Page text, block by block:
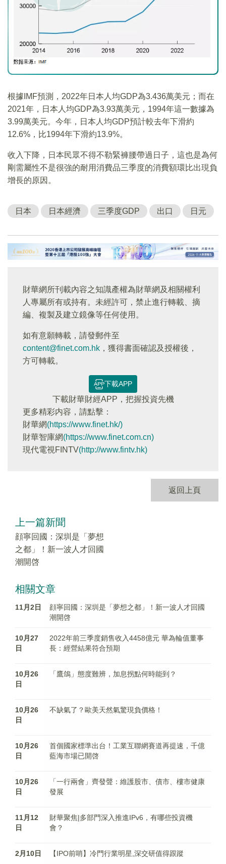
根據IMF預測，2022年日本人均GDP為3.436萬美元；而在
2021年，日本人均GDP為3.93萬美元，1994年這一數據為
3.99萬美元。今年，日本人均GDP預計較去年下滑約
12.6%，比1994年下滑約13.9%。
收入下降，日本民眾不得不勒緊褲腰帶過日子，這也是為何
剛需屬性不是很強的耐用消費品三季度的消費額環比出現負
增長的原因。
日本 日本經濟 三季度GDP 出口 日元
財華網所刊載內容之知識產權為財華網及相關權利
人專屬所有或持有。未經許可，禁止進行轉載、摘
編、複製及建立鏡像等任何使用。
如有意願轉載，請發郵件至
content@finet.com.hk ，獲得書面確認及授權後，
方可轉載。
下載APP
下載財華財經APP，把握投資先機
更多精彩内容，請點擊：
財華網(https://www.finet.hk/)
財華智庫網(https://www.finet.com.cn)
現代電視FINTV(http://www.fintv.hk)
返回上頁
上一篇新聞
顔寧回國：深圳是「夢想
之都」！新一波人才回國
潮開啓
相關文章
11月2日
顔寧回國：深圳是「夢想之都」！新一波人才回國
潮開啓
10月27
日
2022年前三季度銷售收入4458億元 華為輪值董事
長：經營結果符合預期
10月26
日
「鷹鴿」態度難辨，加息拐點何時能到？
10月26
日
不缺氣了？歐美天然氣驚現負價格！
10月26
日
首個國家標準出台！工業互聯網賽道再提速，千億
藍海市場已開啓
10月26
日
「一行兩會」齊發聲：維護股市、債市、樓市健康
發展
11月12
日
財華聚焦|多部門深入推進IPv6，有哪些投資機
會？
2月10日 【IPO前哨】冷門行業明星,深交研值得跟蹤